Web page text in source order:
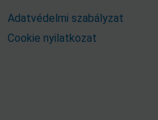
Adatvédelmi szabályzat
Cookie nyilatkozat